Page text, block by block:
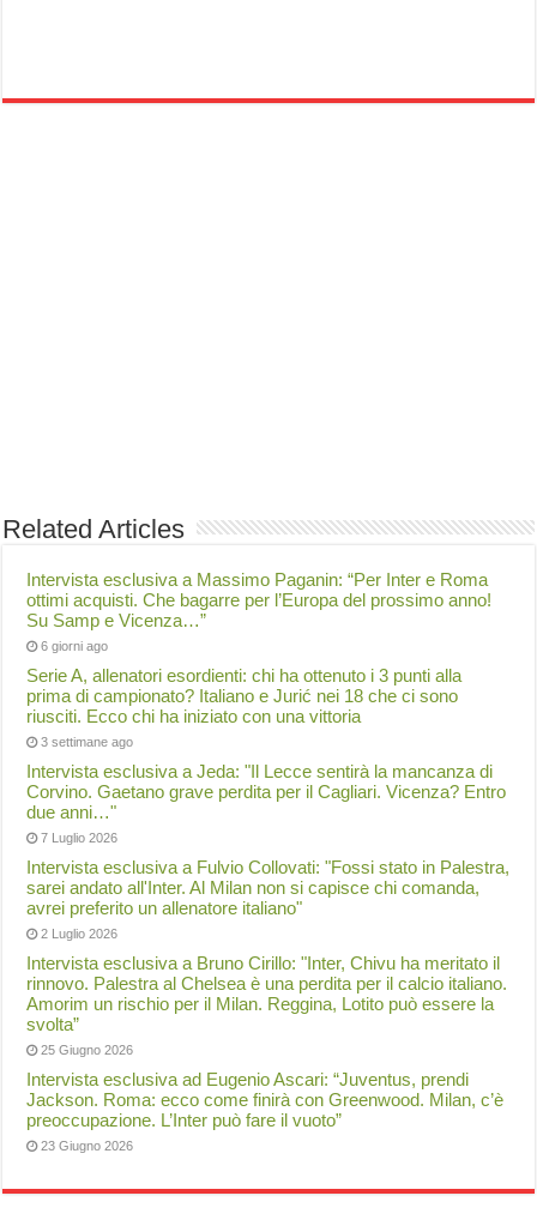
Related Articles
Intervista esclusiva a Massimo Paganin: “Per Inter e Roma
ottimi acquisti. Che bagarre per l’Europa del prossimo anno!
Su Samp e Vicenza…”
6 giorni ago
Serie A, allenatori esordienti: chi ha ottenuto i 3 punti alla
prima di campionato? Italiano e Jurić nei 18 che ci sono
riusciti. Ecco chi ha iniziato con una vittoria
3 settimane ago
Intervista esclusiva a Jeda: "Il Lecce sentirà la mancanza di
Corvino. Gaetano grave perdita per il Cagliari. Vicenza? Entro
due anni…"
7 Luglio 2026
Intervista esclusiva a Fulvio Collovati: "Fossi stato in Palestra,
sarei andato all'Inter. Al Milan non si capisce chi comanda,
avrei preferito un allenatore italiano"
2 Luglio 2026
Intervista esclusiva a Bruno Cirillo: "Inter, Chivu ha meritato il
rinnovo. Palestra al Chelsea è una perdita per il calcio italiano.
Amorim un rischio per il Milan. Reggina, Lotito può essere la
svolta”
25 Giugno 2026
Intervista esclusiva ad Eugenio Ascari: “Juventus, prendi
Jackson. Roma: ecco come finirà con Greenwood. Milan, c’è
preoccupazione. L’Inter può fare il vuoto”
23 Giugno 2026